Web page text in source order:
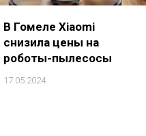
В Гомеле Xiaomi
снизила цены на
роботы-пылесосы
17.05.2024